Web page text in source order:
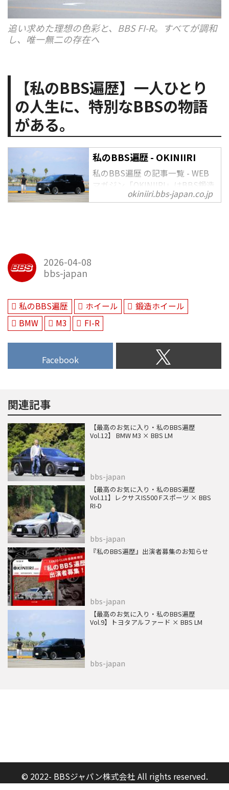
追い求めた理想の色彩と、BBS FI-R。すべてが調和
し、唯一無二の存在へ
【私のBBS遍歴】一人ひとり
の人生に、特別なBBSの物語
がある。
私のBBS遍歴 - OKINIIRI
私のBBS遍歴 の記事一覧 - WEB
マガジン「OKINIIRI」はBBS鍛造
ホイールをはじめ、カーライフを
okiniiri.bbs-japan.co.jp
2026-04-08
bbs-japan
私のBBS遍歴 ホイール
鍛造ホイール
BMW
M3 FI-R
Facebook
関連記事
【最高のお気に入り・私のBBS遍歴
Vol.12】 BMW M3 × BBS LM
bbs-japan
【最高のお気に入り・私のBBS遍歴
Vol.11】レクサスIS500 Fスポーツ × BBS
RI-D
bbs-japan
『私のBBS遍歴』出演者募集のお知らせ
bbs-japan
【最高のお気に入り・私のBBS遍歴
Vol.9】トヨタアルファード × BBS LM
bbs-japan
© 2022- BBSジャパン株式会社 All rights reserved.